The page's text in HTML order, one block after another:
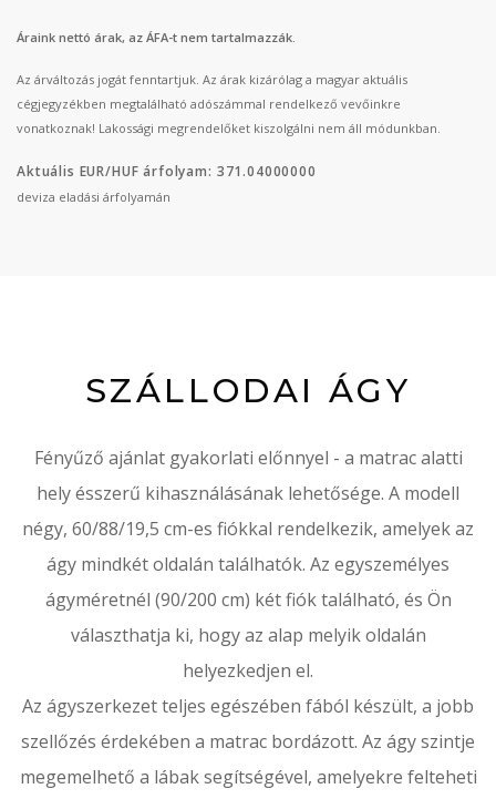
Áraink nettó árak, az ÁFA-t nem tartalmazzák.
Az árváltozás jogát fenntartjuk. Az árak kizárólag a magyar aktuális
cégjegyzékben megtalálható adószámmal rendelkező vevőinkre
vonatkoznak! Lakossági megrendelőket kiszolgálni nem áll módunkban.
Aktuális EUR/HUF árfolyam: 371.04000000
deviza eladási árfolyamán
SZÁLLODAI ÁGY
Fényűző ajánlat gyakorlati előnnyel - a matrac alatti
hely ésszerű kihasználásának lehetősége. A modell
négy, 60/88/19,5 cm-es fiókkal rendelkezik, amelyek az
ágy mindkét oldalán találhatók. Az egyszemélyes
ágyméretnél (90/200 cm) két fiók található, és Ön
választhatja ki, hogy az alap melyik oldalán
helyezkedjen el.
Az ágyszerkezet teljes egészében fából készült, a jobb
szellőzés érdekében a matrac bordázott. Az ágy szintje
megemelhető a lábak segítségével, amelyekre felteheti